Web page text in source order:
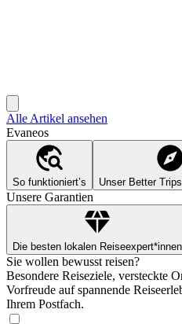
Alle Artikel ansehen
Evaneos
So funktioniert’s Unser Better
Unsere Garantien
Die besten lokalen Reiseexpert*innen
Sie wollen bewusst reisen?
Besondere Reiseziele, versteckte
Vorfreude auf spannende
Ihrem Postfach.